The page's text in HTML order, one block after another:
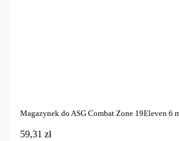
Magazynek do ASG Combat Zone 19Eleven 6
59,31 zł